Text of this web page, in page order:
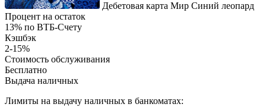
Дебетовая карта Мир Синий леопард
Процент на остаток
13% по ВТБ-Счету
Кэшбэк
2-15%
Стоимость обслуживания
Бесплатно
Выдача наличных
Лимиты на выдачу наличных в банкоматах: